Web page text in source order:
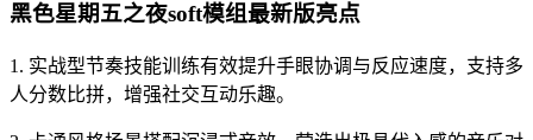
黑色星期五之夜soft模组最新版亮点
1. 实战型节奏技能训练有效提升手眼协调与反应速度，支持多
人分数比拼，增强社交互动乐趣。